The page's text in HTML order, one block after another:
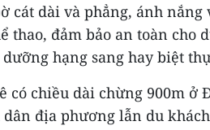
cát dài và phẳng, ánh nắng
thao, đảm bảo an toàn cho
hạng sang hay biệt
có chiều dài chừng 900m ở
địa phương lẫn du